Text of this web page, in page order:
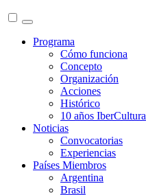
Programa
Cómo funciona
Concepto
Organización
Acciones
Histórico
10 años IberCultura
Noticias
Convocatorias
Experiencias
Países Miembros
Argentina
Brasil